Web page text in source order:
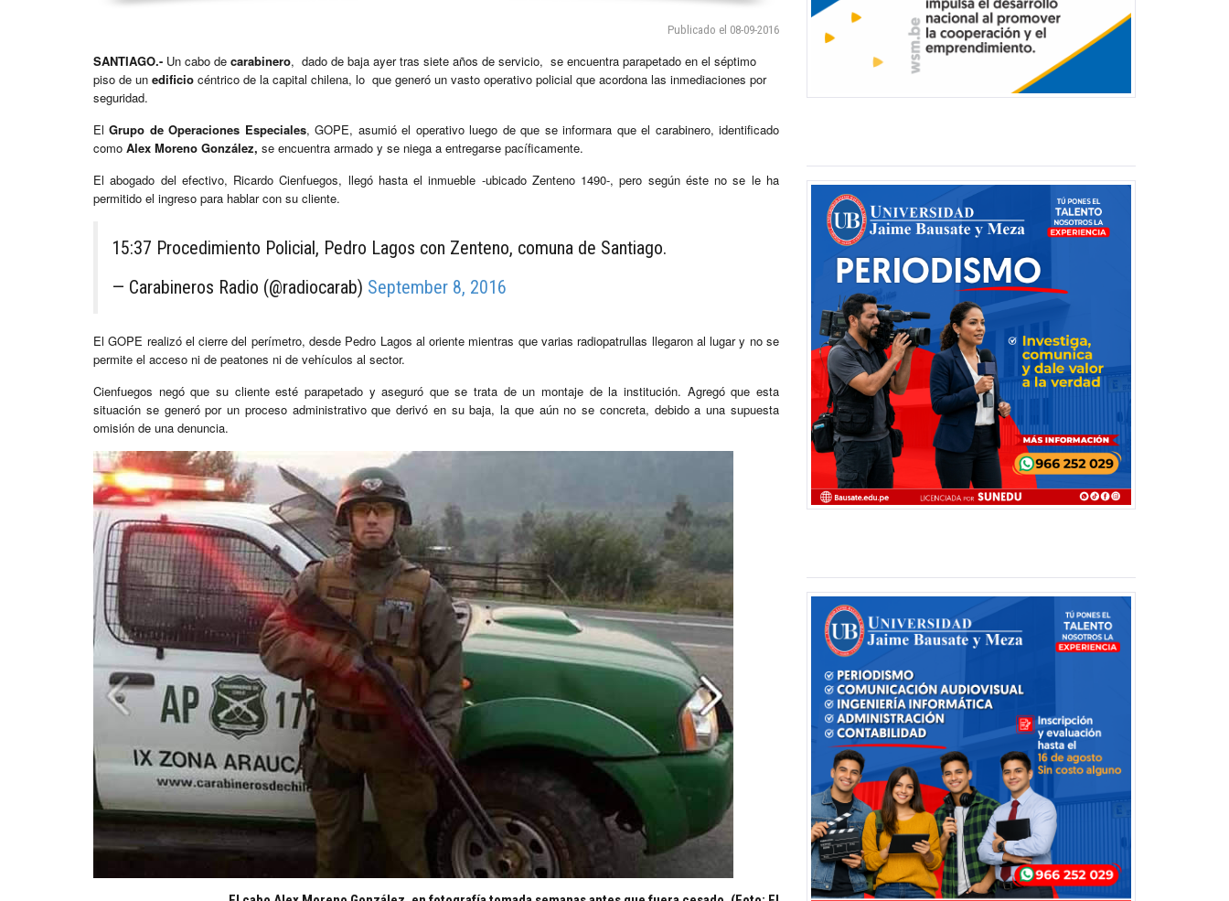
Publicado el 08-09-2016
SANTIAGO.- Un cabo de carabinero, dado de baja ayer tras siete años de servicio, se encuentra parapetado en el séptimo
piso de un edificio céntrico de la capital chilena, lo que generó un vasto operativo policial que acordona las inmediaciones por
seguridad.
ElGrupo de Operaciones Especiales, GOPE, asumió el operativo luego de que se informara que el carabinero, identificado
como Alex Moreno González, se encuentra armado y se niega a entregarse pacíficamente.
El abogado del efectivo, Ricardo Cienfuegos, llegó hasta el inmueble -ubicado Zenteno 1490-, pero según éste no se le ha
permitido el ingreso para hablar con su cliente.
15:37 Procedimiento Policial, Pedro Lagos con Zenteno, comuna de Santiago.
— Carabineros Radio (@radiocarab) September 8, 2016
El GOPE realizó el cierre del perímetro, desde Pedro Lagos al oriente mientras que varias radiopatrullas llegaron al lugar y no se
permite el acceso ni de peatones ni de vehículos al sector.
Cienfuegos negó que su cliente esté parapetado y aseguró que se trata de un montaje de la institución. Agregó que esta
situación se generó por un proceso administrativo que derivó en su baja, la que aún no se concreta, debido a una supuesta
omisión de una denuncia.